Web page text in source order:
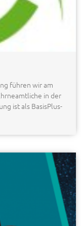
führen wir am
in der
ist als BasisPlus-